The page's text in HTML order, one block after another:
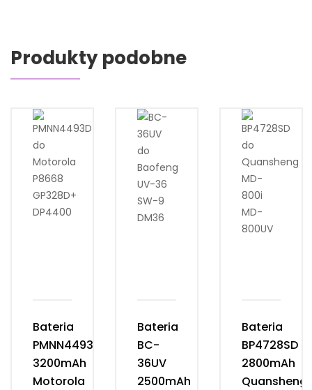
Produkty podobne
Bateria
PMNN4493D
3200mAh
Motorola
Bateria
BC-
36UV
2500mAh
Bateria
BP4728SD
2800mAh
Quansheng